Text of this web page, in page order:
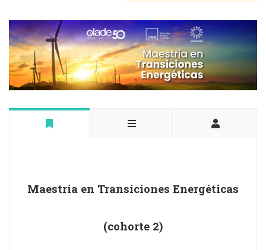
Maestría en Transiciones Energéticas
(cohorte 2)